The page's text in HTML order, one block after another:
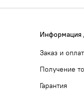
Информация
Заказ и
Получение
Гарантия